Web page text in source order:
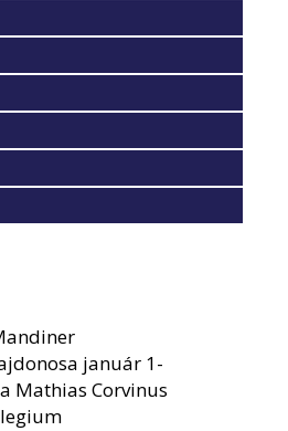
január 1-
Mathias Corvinus